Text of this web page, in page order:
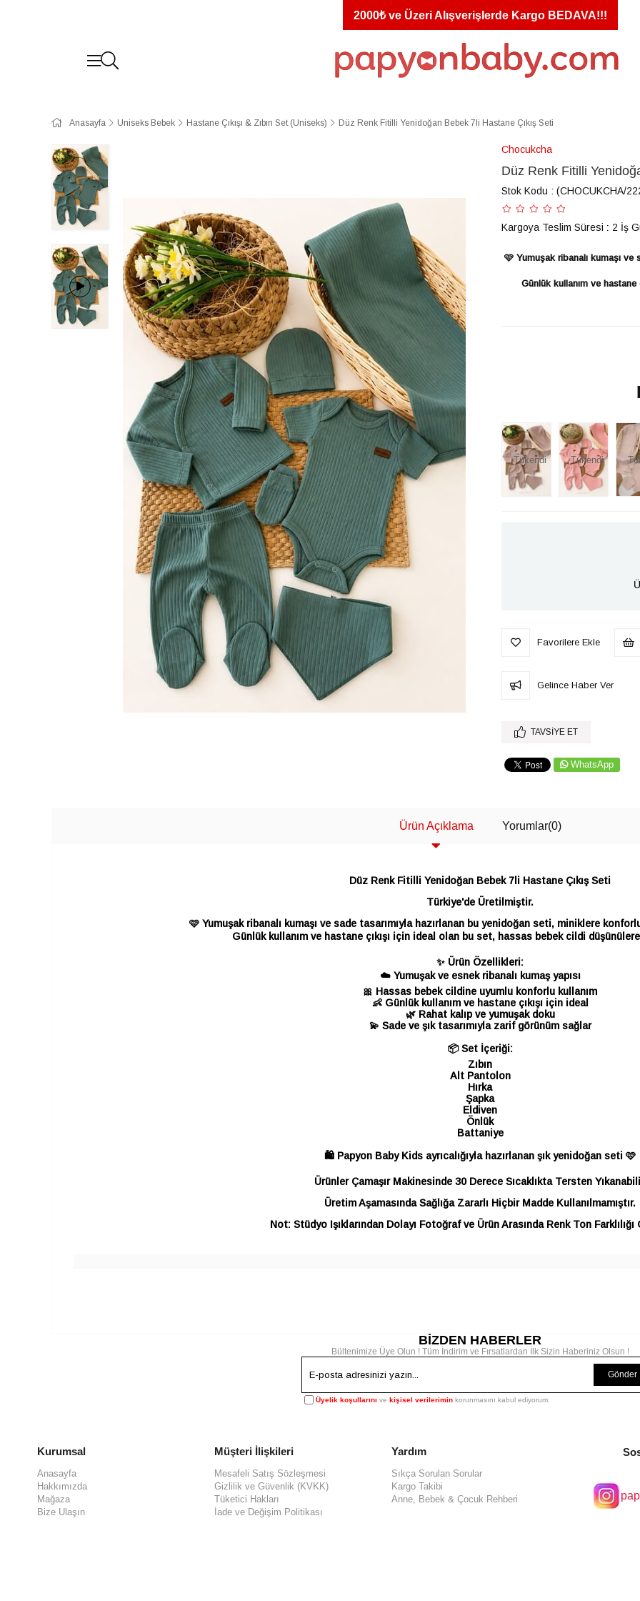
2000₺ ve Üzeri Alışverişlerde Kargo BEDAVA!!!
Anasayfa Uniseks Bebek Hastane Çıkışı & Zıbın Set (Uniseks) Düz Renk Fitilli Yenidoğan Bebek 7li Hastane Çıkış Seti
Chocukcha
Düz Renk Fitilli
Stok Kodu (CHOCUKCHA/
Kargoya Teslim Süresi : 2 İş
🩷 Yumuşak ribanalı kumaşı ve
Günlük kullanım ve
Tükendi Tükendi
Favorilere Ekle
Gelince Haber Ver
TAVSIYE ET
WhatsApp
Ürün Açıklama Yorumlar(0)
Düz Renk Fitilli Yenidoğan Bebek 7li Hastane Çıkış Seti
Türkiye'de Üretilmiştir.
🩷 Yumuşak ribanalı kumaşı ve sade tasarımıyla hazırlanan bu yenidoğan seti, miniklere
Günlük kullanım ve hastane çıkışı için ideal olan bu set, hassas bebek cildi
✨ Ürün Özellikleri:
☁️ Yumuşak ve esnek ribanalı kumaş yapısı
🎀 Hassas bebek cildine uyumlu konforlu kullanım
👶 Günlük kullanım ve hastane çıkışı için ideal
🌿 Rahat kalıp ve yumuşak doku
💫 Sade ve şık tasarımıyla zarif görünüm sağlar
📦 Set İçeriği:
Zıbın
Alt Pantolon
Hırka
Şapka
Eldiven
Önlük
Battaniye
🛍️ Papyon Baby Kids ayrıcalığıyla hazırlanan şık yenidoğan seti 🩷
Ürünler Çamaşır Makinesinde 30 Derece Sıcaklıkta Tersten
Üretim Aşamasında Sağlığa Zararlı Hiçbir Madde Kullanılmamıştır.
Not: Stüdyo Işıklarından Dolayı Fotoğraf ve Ürün Arasında Renk Ton
BİZDEN HABERLER
Bültenimize Üye Olun ! Tüm İndirim ve Fırsatlardan İlk Sizin Haberiniz Olsun !
Gönder
Üyelik koşullarını ve kişisel verilerimin korunmasını kabul ediyorum.
Kurumsal
Anasayfa
Hakkımızda
Mağaza
Bize Ulaşın
Müşteri İlişkileri
Mesafeli Satış Sözleşmesi
Gizlilik ve Güvenlik (KVKK)
Tüketici Hakları
İade ve Değişim Politikası
Yardım
Sıkça Sorulan Sorular
Kargo Takibi
Anne, Bebek & Çocuk Rehberi